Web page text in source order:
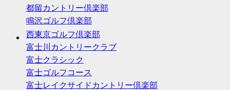
都留カントリー倶楽部
鳴沢ゴルフ倶楽部
西東京ゴルフ倶楽部
富士川カントリークラブ
富士クラシック
富士ゴルフコース
富士レイクサイドカントリー倶楽部